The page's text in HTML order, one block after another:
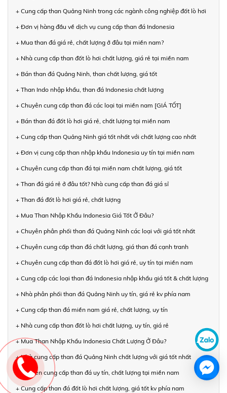
+ Cung cấp than Quảng Ninh trong các ngành công nghiệp đốt lò hơi
+ Đơn vị hàng đầu về dịch vụ cung cấp than đá Indonesia
+ Mua than đá giá rẻ, chất lượng ở đâu tại miền nam?
+ Nhà cung cấp than đốt lò hơi chất lượng, giá rẻ tại miền nam
+ Bán than đá Quảng Ninh, than chất lượng, giá tốt
+ Than Indo nhập khẩu, than đá Indonesia chất lượng
+ Chuyên cung cấp than đá các loại tại miền nam [GIÁ TỐT]
+ Bán than đá đốt lò hơi giá rẻ, chất lượng tại miền nam
+ Cung cấp than Quảng Ninh giá tốt nhất với chất lượng cao nhất
+ Đơn vị cung cấp than nhập khẩu Indonesia uy tín tại miền nam
+ Chuyên cung cấp than đá tại miền nam chất lượng, giá tốt
+ Than đá giá rẻ ở đâu tốt? Nhà cung cấp than đá giá sỉ
+ Than đá đốt lò hơi giá rẻ, chất lượng
+ Mua Than Nhập Khẩu Indonesia Giá Tốt Ở Đâu?
+ Chuyên phân phối than đá Quảng Ninh các loại với giá tốt nhất
+ Chuyên cung cấp than đá chất lượng, giá than đá cạnh tranh
+ Chuyên cung cấp than đá đốt lò hơi giá rẻ, uy tín tại miền nam
+ Cung cấp các loại than đá Indonesia nhập khẩu giá tốt & chất lượng
+ Nhà phân phối than đá Quảng Ninh uy tín, giá rẻ kv phía nam
+ Cung cấp than đá miền nam giá rẻ, chất lượng, uy tín
+ Nhà cung cấp than đốt lò hơi chất lượng, uy tín, giá rẻ
+ Mua Than Nhập Khẩu Indonesia Chất Lượng Ở Đâu?
+ Nhà cung cấp than đá Quảng Ninh chất lượng với giá tốt nhất
+ Chuyên cung cấp than đá uy tín, chất lượng tại miền nam
+ Cung cấp than đá đốt lò hơi chất lượng, giá tốt kv phía nam